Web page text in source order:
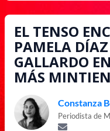
EL TENSO
PAMELA
GALLARDO
MÁS
Constanza
Periodista de